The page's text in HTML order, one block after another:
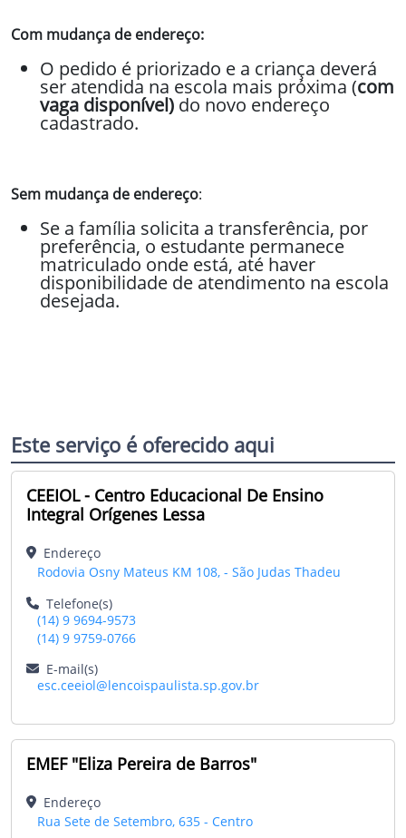
Com mudança de endereço:
O pedido é priorizado e a criança deverá
ser atendida na escola mais próxima (com
vaga disponível) do novo endereço
cadastrado.
Sem mudança de endereço:
Se a família solicita a transferência, por
preferência, o estudante permanece
matriculado onde está, até haver
disponibilidade de atendimento na escola
desejada.
Este serviço é oferecido aqui
CEEIOL - Centro Educacional De Ensino
Integral Orígenes Lessa
Endereço
Rodovia Osny Mateus KM 108, - São Judas Thadeu
Telefone(s)
(14) 9 9694-9573
(14) 9 9759-0766
E-mail(s)
esc.ceeiol@lencoispaulista.sp.gov.br
EMEF "Eliza Pereira de Barros"
Endereço
Rua Sete de Setembro, 635 - Centro